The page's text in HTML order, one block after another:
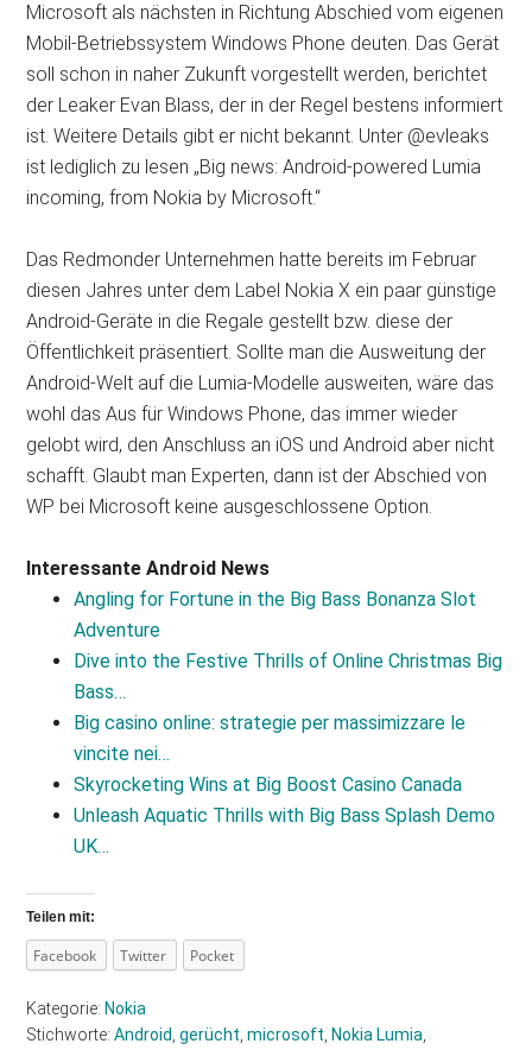
Microsoft als nächsten in Richtung Abschied vom eigenen
Mobil-Betriebssystem Windows Phone deuten. Das Gerät
soll schon in naher Zukunft vorgestellt werden, berichtet
der Leaker Evan Blass, der in der Regel bestens informiert
ist. Weitere Details gibt er nicht bekannt. Unter @evleaks
ist lediglich zu lesen „Big news: Android-powered Lumia
incoming, from Nokia by Microsoft.“
Das Redmonder Unternehmen hatte bereits im Februar
diesen Jahres unter dem Label Nokia X ein paar günstige
Android-Geräte in die Regale gestellt bzw. diese der
Öffentlichkeit präsentiert. Sollte man die Ausweitung der
Android-Welt auf die Lumia-Modelle ausweiten, wäre das
wohl das Aus für Windows Phone, das immer wieder
gelobt wird, den Anschluss an iOS und Android aber nicht
schafft. Glaubt man Experten, dann ist der Abschied von
WP bei Microsoft keine ausgeschlossene Option.
Interessante Android News
Angling for Fortune in the Big Bass Bonanza Slot
Adventure
Dive into the Festive Thrills of Online Christmas Big
Bass…
Big casino online: strategie per massimizzare le
vincite nei…
Skyrocketing Wins at Big Boost Casino Canada
Unleash Aquatic Thrills with Big Bass Splash Demo
UK…
Teilen mit:
Facebook Twitter Pocket
Kategorie: Nokia
Stichworte:Android ,gerücht ,microsoft Nokia Lumia